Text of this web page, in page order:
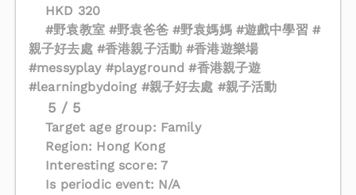
HKD 320
#野袁教室 #野袁爸爸 #野袁媽媽 #遊戲中學習 #
親子好去處 #香港親子活動 #香港遊樂場
#messyplay #playground #香港親子遊
#learningbydoing #親子好去處 #親子活動
5 / 5
Target age group: Family
Region: Hong Kong
Interesting score: 7
Is periodic event: N/A